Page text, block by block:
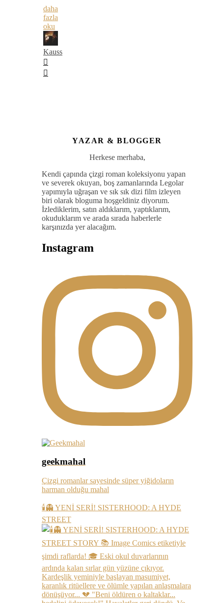
daha
fazla
oku
Kauss
YAZAR & BLOGGER
Herkese merhaba,
Kendi çapında çizgi roman koleksiyonu yapan
ve severek okuyan, boş zamanlarında Legolar
yapımıyla uğraşan ve sık sık dizi film izleyen
biri olarak bloguma hoşgeldiniz diyorum.
İzlediklerim, satın aldıklarım, yaptıklarım,
okuduklarım ve arada sırada haberlerle
karşınızda yer alacağım.
Instagram
geekmahal
Çizgi romanlar sayesinde süper yiğidoların
harman olduğu mahal
🕯️👻 YENİ SERİ! SISTERHOOD: A HYDE
STREET